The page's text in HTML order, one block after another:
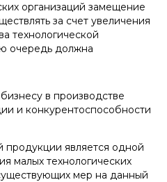
организаций замещение
за счет увеличения
технологической
очередь должна
в производстве
и конкурентоспособности
продукции является одной
малых технологических
мер на данный
с
согласиена
с
данных